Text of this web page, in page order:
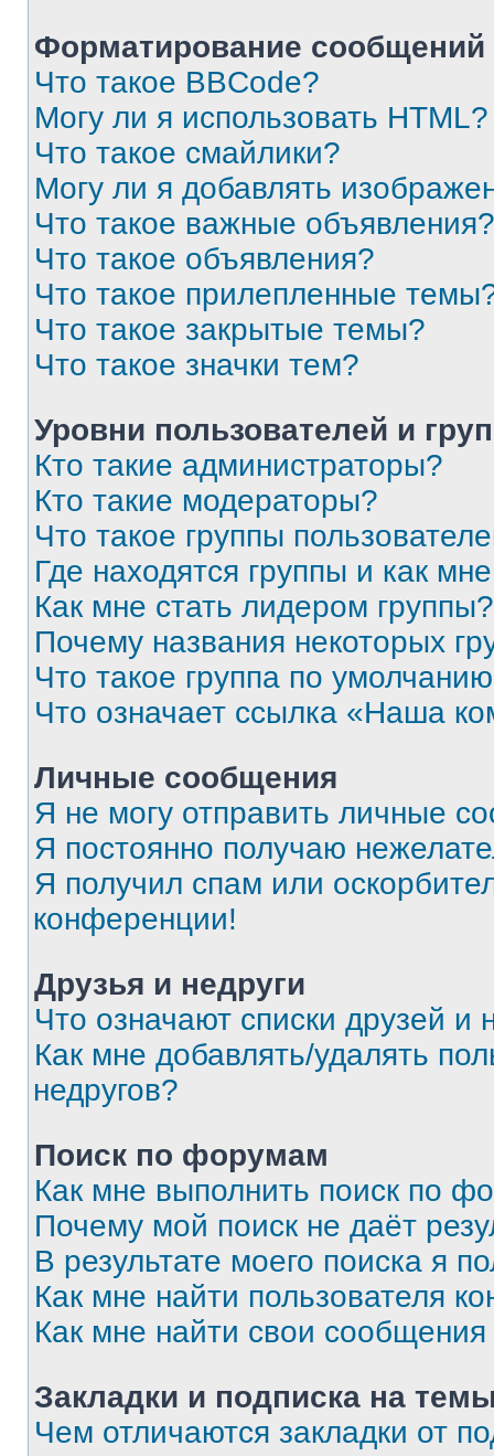
Форматирование
Что такое BBCode?
Могу ли я использовать HTML?
Что такое смайлики?
Могу ли я добавлять
Что такое важные объявления?
Что такое объявления?
Что такое прилепленные
Что такое закрытые темы?
Что такое значки тем?
Уровни пользователей и
Кто такие администраторы?
Кто такие модераторы?
Что такое группы
Где находятся группы и как
Как мне стать лидером группы?
Почему названия некоторых
Что такое группа по
Что означает ссылка «Наша
Личные сообщения
Я не могу отправить личные
Я постоянно получаю
Я получил спам или
конференции!
Друзья и недруги
Что означают списки друзей и
Как мне добавлять/удалять
недругов?
Поиск по форумам
Как мне выполнить поиск по
Почему мой поиск не даёт
В результате моего поиска я
Как мне найти пользователя
Как мне найти свои
Закладки и подписка на
Чем отличаются закладки от